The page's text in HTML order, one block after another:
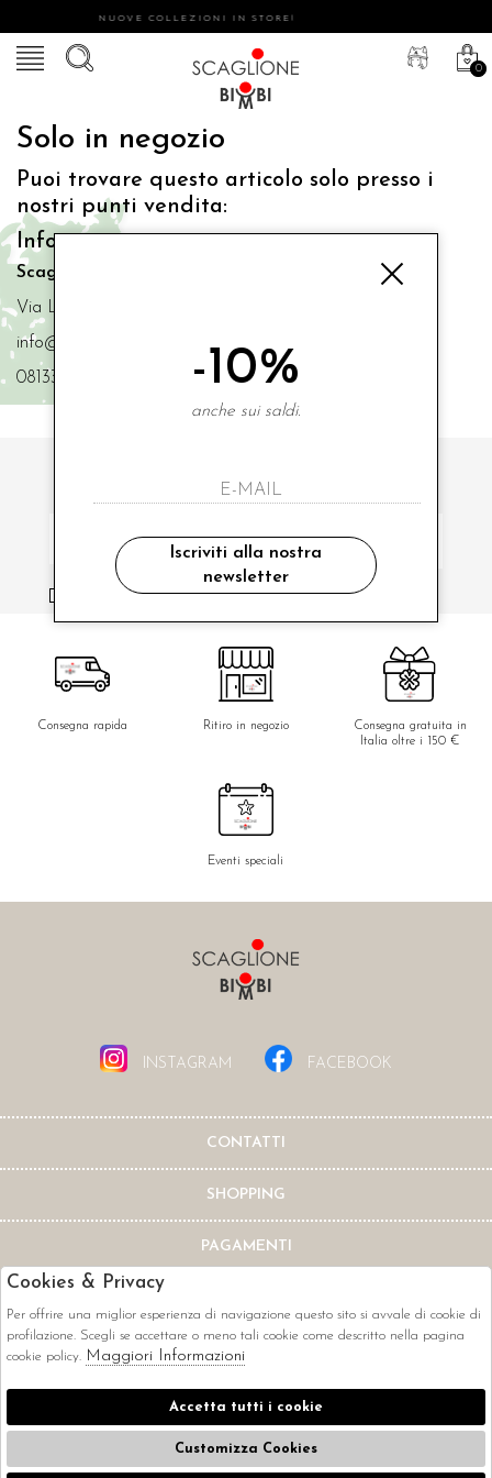
NUOVE COLLEZIONI IN STORE!
0
Solo in negozio
Puoi trovare questo articolo solo presso i
nostri punti vendita:
Info contatti
Scaglione Bimbi di Iacono Maria Angela
Via Luigi Mazzella,73 80077 Ischia
info@scaglionebimbi.com
0813331162
ISCRIVITI ALLA NOSTRA NEWSLETTER
ho letto ed accettato le condizioni sulla privacy.
Consegna rapida Ritiro in negozio
Consegna gratuita in
Italia oltre i 150 €
Eventi speciali
INSTAGRAM FACEBOOK
CONTATTI
SHOPPING
PAGAMENTI
CORRIERI
-10%
anche sui saldi.
Iscriviti alla nostra
newsletter
Cookies & Privacy
Per offrire una miglior esperienza di navigazione questo sito si avvale di cookie di
profilazione. Scegli se accettare o meno tali cookie come descritto nella pagina
cookie policy. Maggiori Informazioni
Accetta tutti i cookie
Customizza Cookies